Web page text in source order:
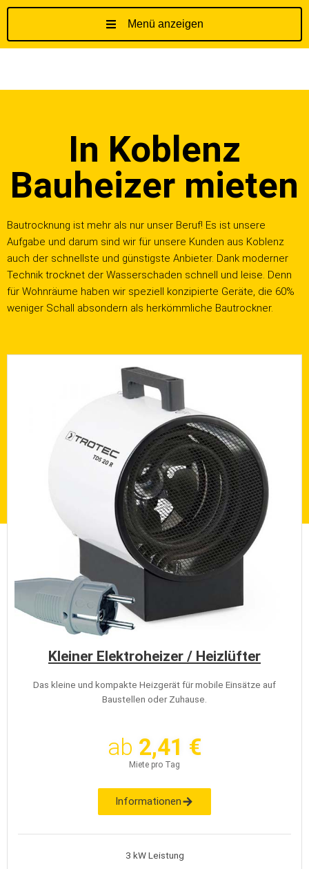
t
r
i
g
e
Menü anzeigen
In Koblenz
Bauheizer mieten
Bautrocknung ist mehr als nur unser Beruf! Es ist unsere
Aufgabe und darum sind wir für unsere Kunden aus Koblenz
auch der schnellste und günstigste Anbieter. Dank moderner
Technik trocknet der Wasserschaden schnell und leise. Denn
für Wohnräume haben wir speziell konzipierte Geräte, die 60%
weniger Schall absondern als herkömmliche Bautrockner.
Kleiner Elektroheizer / Heizlüfter
Das kleine und kompakte Heizgerät für mobile Einsätze auf
Baustellen oder Zuhause.
ab 2,41 €
Miete pro Tag
Informationen
3 kW Leistung